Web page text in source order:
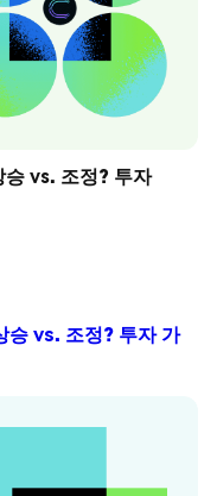
vs. 조정? 투자
승 vs. 조정? 투자 가